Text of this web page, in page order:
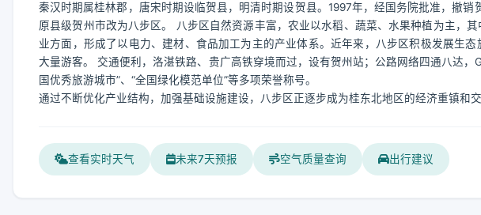
秦汉时期属桂林郡，唐宋时期设临贺县，明清时期设贺县。1997年，经国务院批准，撤销
原县级贺州市改为八步区。 八步区自然资源丰富，农业以水稻、蔬菜、水果种植为主，
业方面，形成了以电力、建材、食品加工为主的产业体系。近年来，八步区积极发展生
大量游客。 交通便利，洛湛铁路、贵广高铁穿境而过，设有贺州站；公路网络四通八达
国优秀旅游城市”、“全国绿化模范单位”等多项荣誉称号。
通过不断优化产业结构，加强基础设施建设，八步区正逐步成为桂东北地区的经济重镇和交
查看实时天气 未来7天预报 空气质量查询 出行建议